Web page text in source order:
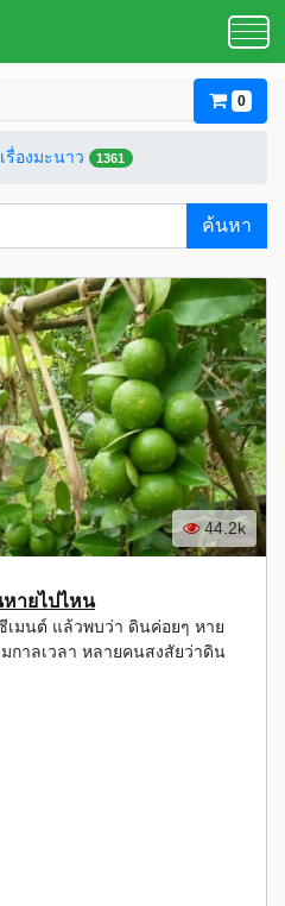
0
องมะนาว 1361
ค้นหา
44.2k
ายไปไหน
มนต์ แล้วพบว่า ดินค่อยๆ หาย
กาลเวลา หลายคนสงสัยว่าดิน